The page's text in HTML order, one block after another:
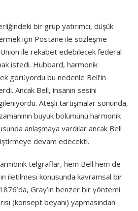
bir grup yatırımcı, düşük
için Postane ile sözleşme
ile rekabet edebilecek federal
istedi. Hubbard, harmonik
görüyordu bu nedenle Bell’in
Ancak Bell, insanın sesini
Ateşli tartışmalar sonunda,
büyük bölümünü harmonik
anlaşmaya vardılar ancak Bell
devam edecekti.
telgraflar, hem Bell hem de
iletilmesi konusunda kavramsal bir
Gray’in benzer bir yöntemi
(konsept beyanı) yapmasından